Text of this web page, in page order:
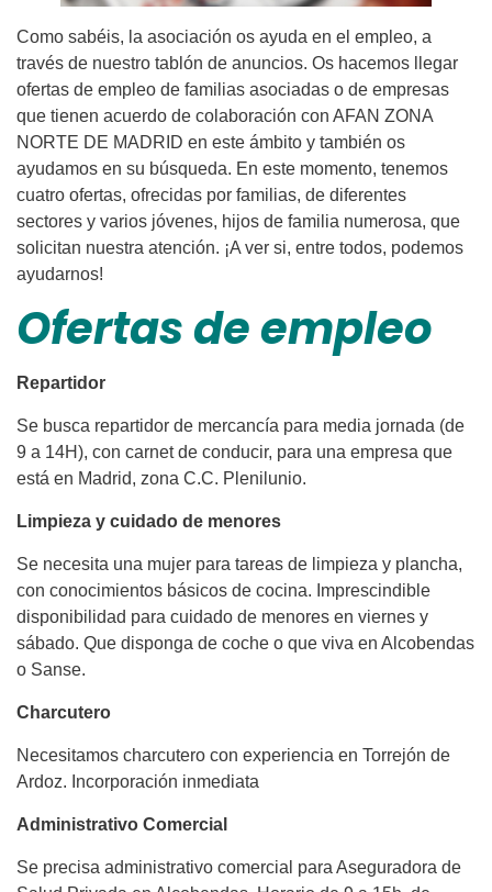
Como sabéis, la asociación os ayuda en el empleo, a
través de nuestro tablón de anuncios. Os hacemos llegar
ofertas de empleo de familias asociadas o de empresas
que tienen acuerdo de colaboración con AFAN ZONA
NORTE DE MADRID en este ámbito y también os
ayudamos en su búsqueda. En este momento, tenemos
cuatro ofertas, ofrecidas por familias, de diferentes
sectores y varios jóvenes, hijos de familia numerosa, que
solicitan nuestra atención. ¡A ver si, entre todos, podemos
ayudarnos!
Ofertas de empleo
Repartidor
Se busca repartidor de mercancía para media jornada (de
9 a 14H), con carnet de conducir, para una empresa que
está en Madrid, zona C.C. Plenilunio.
Limpieza y cuidado de menores
Se necesita una mujer para tareas de limpieza y plancha,
con conocimientos básicos de cocina. Imprescindible
disponibilidad para cuidado de menores en viernes y
sábado. Que disponga de coche o que viva en Alcobendas
o Sanse.
Charcutero
Necesitamos charcutero con experiencia en Torrejón de
Ardoz. Incorporación inmediata
Administrativo Comercial
Se precisa administrativo comercial para Aseguradora de